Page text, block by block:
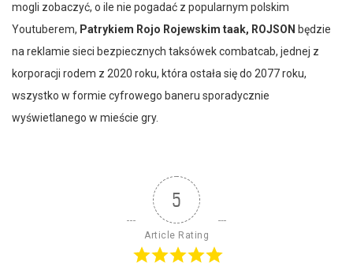
mogli zobaczyć, o ile nie pogadać z popularnym polskim
Youtuberem, Patrykiem Rojo Rojewskim taak, ROJSON będzie
na reklamie sieci bezpiecznych taksówek combatcab, jednej z
korporacji rodem z 2020 roku, która ostała się do 2077 roku,
wszystko w formie cyfrowego baneru sporadycznie
wyświetlanego w mieście gry.
5
Article Rating